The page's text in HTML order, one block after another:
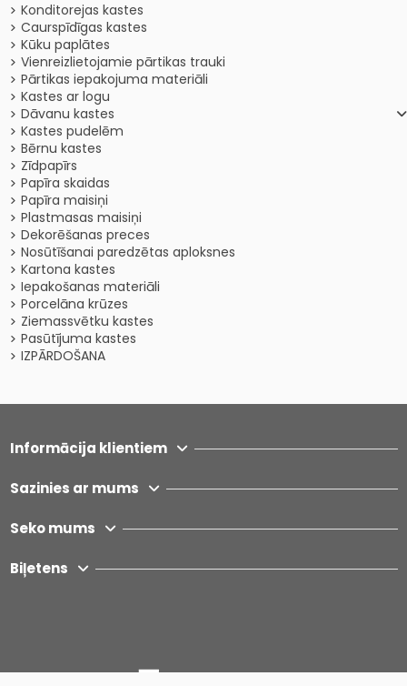
Konditorejas kastes
Caurspīdīgas kastes
Kūku paplātes
Vienreizlietojamie pārtikas trauki
Pārtikas iepakojuma materiāli
Kastes ar logu
Dāvanu kastes
Kastes pudelēm
Bērnu kastes
Zīdpapīrs
Papīra skaidas
Papīra maisiņi
Plastmasas maisiņi
Dekorēšanas preces
Nosūtīšanai paredzētas aploksnes
Kartona kastes
Iepakošanas materiāli
Porcelāna krūzes
Ziemassvētku kastes
Pasūtījuma kastes
IZPĀRDOŠANA
Informācija klientiem
Sazinies ar mums
Seko mums
Biļetens